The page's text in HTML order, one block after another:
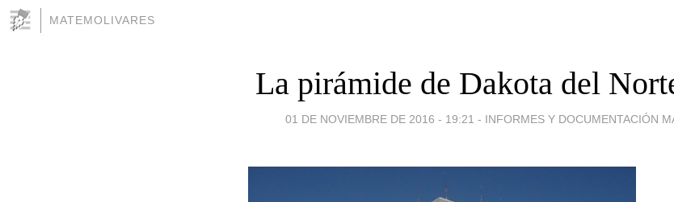
MATEMOLIVARES
La pirámide de Dakota del
01 DE NOVIEMBRE DE 2016 - 19:21 - INFORMES Y DOCUMENTACIÓN